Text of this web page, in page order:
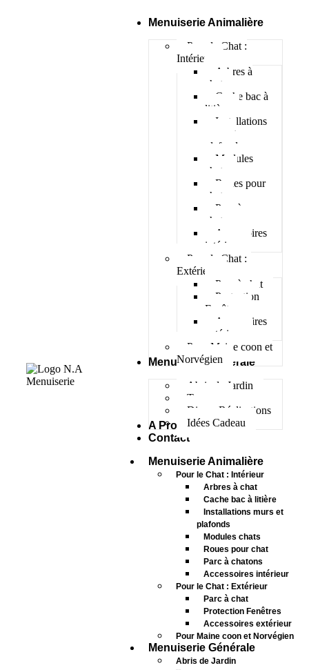
Menuiserie Animalière
Pour le Chat :
Intérieur
Arbres à
chat
Cache bac à
litière
Installations
murs et
plafonds
Modules
chats
Roues pour
chat
Parc à
chatons
Accessoires
intérieur
Pour le Chat :
Extérieur
Parc à chat
Protection
Fenêtres
Accessoires
extérieur
Pour Maine coon et
Norvégien
Menuiserie Générale
Abris de Jardin
Terrasse
Divers Réalisations
Idées Cadeau
A Propos
Contact
Menuiserie Animalière
Pour le Chat : Intérieur
Arbres à chat
Cache bac à litière
Installations murs et
plafonds
Modules chats
Roues pour chat
Parc à chatons
Accessoires intérieur
Pour le Chat : Extérieur
Parc à chat
Protection Fenêtres
Accessoires extérieur
Pour Maine coon et Norvégien
Menuiserie Générale
Abris de Jardin